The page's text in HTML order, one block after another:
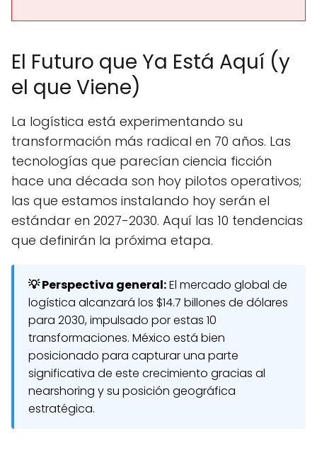
El Futuro que Ya Está Aquí (y
el que Viene)
La logística está experimentando su
transformación más radical en 70 años. Las
tecnologías que parecían ciencia ficción
hace una década son hoy pilotos operativos;
las que estamos instalando hoy serán el
estándar en 2027-2030. Aquí las 10 tendencias
que definirán la próxima etapa.
💡 Perspectiva general:El mercado global de
logística alcanzará los $14.7 billones de dólares
para 2030, impulsado por estas 10
transformaciones. México está bien
posicionado para capturar una parte
significativa de este crecimiento gracias al
nearshoring y su posición geográfica
estratégica.